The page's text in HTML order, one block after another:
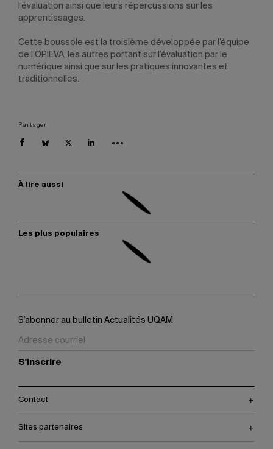
l’évaluation ainsi que leurs répercussions sur les
apprentissages.
Cette boussole est la troisième développée par l’équipe
de l’OPIEVA, les autres portant sur l’évaluation par le
numérique ainsi que sur les pratiques innovantes et
traditionnelles.
Partager
À lire aussi
Les plus populaires
S’abonner au bulletin Actualités UQAM
S'inscrire
Contact
Sites partenaires